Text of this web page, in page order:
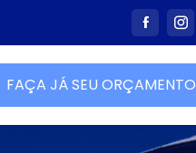
FAÇA JÁ SEU ORÇAMENTO